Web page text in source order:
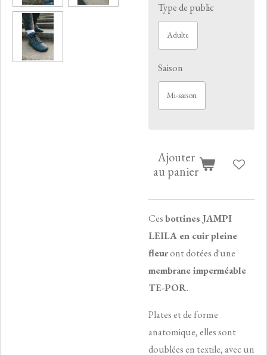
Type de public
Adulte
Saison
Mi-saison
Ajouter
au panier
Cesbottines JAMPI
LEILA en cuir pleine
fleuront dotées d'une
membrane imperméable
TE-POR.
Plates et de forme
anatomique, elles sont
doublées en textile, avec un